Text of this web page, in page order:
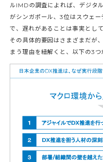
ルIMDの調査によれば、デジタ
がシンガポール、3位はスウェ
で、遅れがあることは事実として
その具体的要因はさまざまだが
まう理由を紐解くと、以下の3つ